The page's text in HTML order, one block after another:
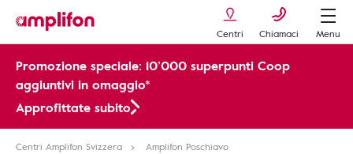
Centri Chiamaci Menu
Promozione speciale: 10’000 superpunti Coop
aggiuntivi in omaggio*
Approfittate subito
Centri Amplifon Svizzera Amplifon Poschiavo